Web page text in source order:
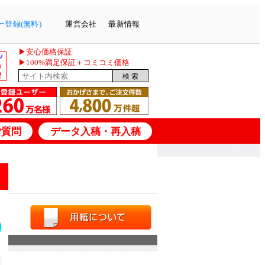
登録(無料) 運営会社 最新情報
▶安心価格保証
▶100%満足保証＋コミコミ価格
問 データ入稿・再入稿